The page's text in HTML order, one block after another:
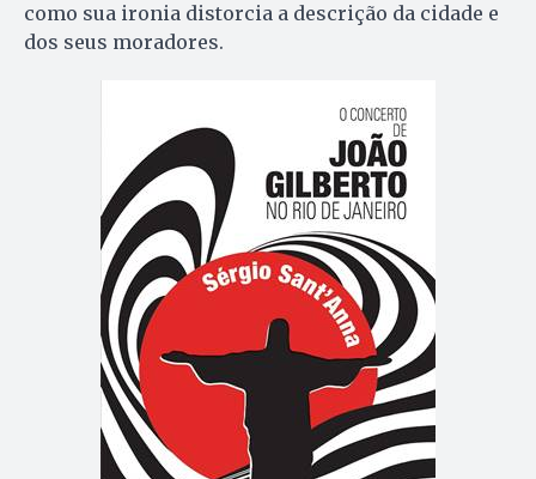
como sua ironia distorcia a descrição da cidade e
dos seus moradores.